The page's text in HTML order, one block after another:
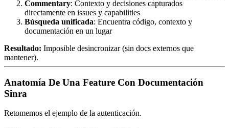
Commentary: Contexto y decisiones capturados
directamente en issues y capabilities
Búsqueda unificada: Encuentra código, contexto y
documentación en un lugar
Resultado: Imposible desincronizar (sin docs externos que
mantener).
Anatomía De Una Feature Con Documentación
Sinra
Retomemos el ejemplo de la autenticación.